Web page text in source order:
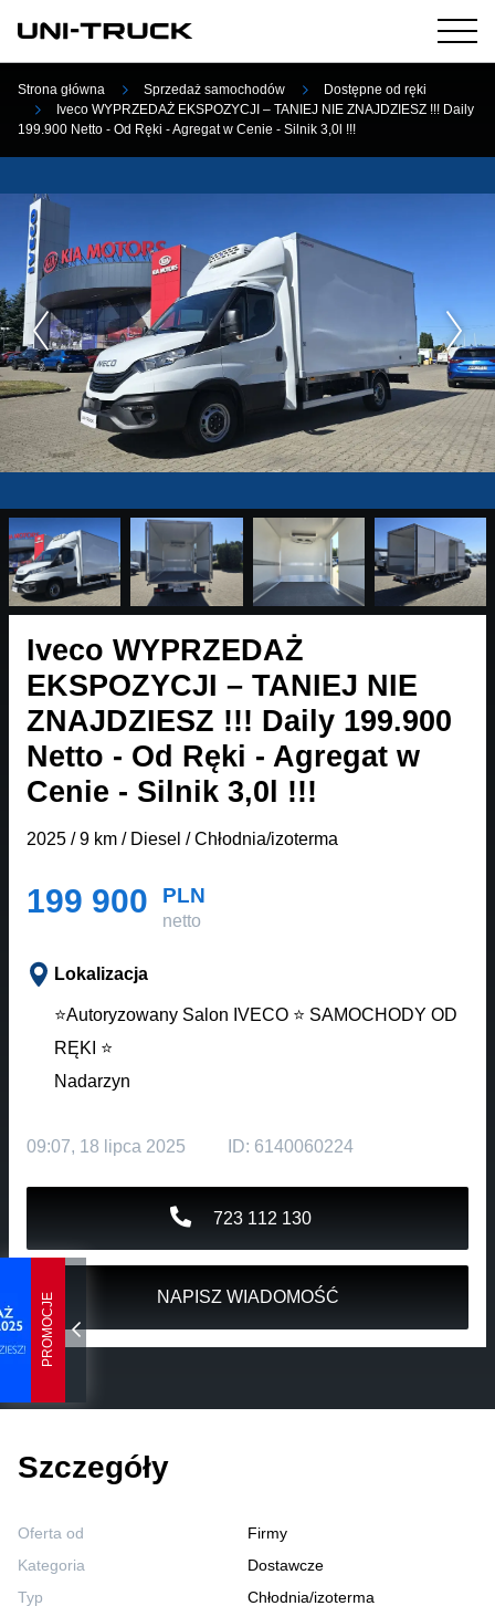
PROMOCJE
Strona główna Sprzedaż samochodów
Dostępne od ręki
Iveco WYPRZEDAŻ EKSPOZYCJI – TANIEJ NIE ZNAJDZIESZ !!! Daily
199.900 Netto - Od Ręki - Agregat w Cenie - Silnik 3,0l !!!
Iveco WYPRZEDAŻ
EKSPOZYCJI – TANIEJ NIE
ZNAJDZIESZ !!! Daily 199.900
Netto - Od Ręki - Agregat w
Cenie - Silnik 3,0l !!!
2025 / 9 km / Diesel / Chłodnia/izoterma
199 900 PLN
netto
Lokalizacja
⭐Autoryzowany Salon IVECO ⭐ SAMOCHODY OD
RĘKI ⭐
Nadarzyn
09:07, 18 lipca 2025 ID: 6140060224
723 112 130
NAPISZ WIADOMOŚĆ
Szczegóły
Oferta od
Firmy
Kategoria
Dostawcze
Typ
Chłodnia/izoterma